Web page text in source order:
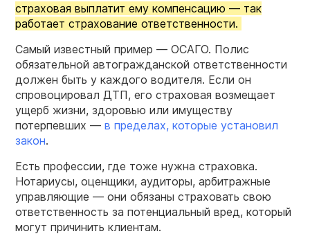
страховая выплатит ему компенсацию — так
работает страхование ответственности.
Самый известный пример — ОСАГО. Полис
обязательной автогражданской ответственности
должен быть у каждого водителя. Если он
спровоцировал ДТП, его страховая возмещает
ущерб жизни, здоровью или имуществу
потерпевших — в пределах, которые установил
закон.
Есть профессии, где тоже нужна страховка.
Нотариусы, оценщики, аудиторы, арбитражные
управляющие — они обязаны страховать свою
ответственность за потенциальный вред, который
могут причинить клиентам.